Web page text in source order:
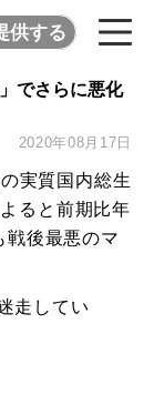
供する
でさらに悪化
2020年08月17日
実質国内総生
ると前期比年
戦後最悪のマ
走してい